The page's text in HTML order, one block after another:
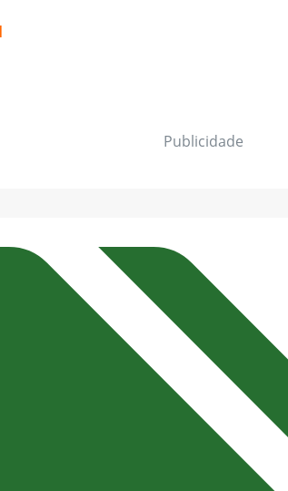
Publicidade